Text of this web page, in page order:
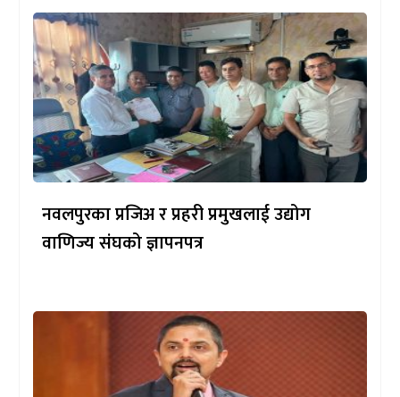
नवलपुरका प्रजिअ र प्रहरी प्रमुखलाई उद्योग
वाणिज्य संघको ज्ञापनपत्र